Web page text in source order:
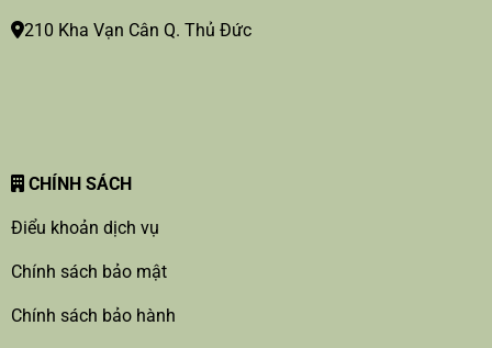
210 Kha Vạn Cân Q. Thủ Đức
CHÍNH SÁCH
Điểu khoản dịch vụ
Chính sách bảo mật
Chính sách bảo hành